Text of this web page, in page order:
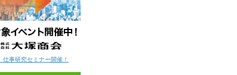
仕事研究セミナー開催！